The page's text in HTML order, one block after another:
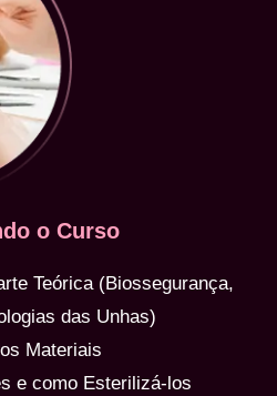
o Curso
Teórica (Biossegurança,
das Unhas)
Materiais
e como Esterilizá-los